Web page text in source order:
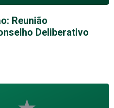
Reunião
Deliberativo